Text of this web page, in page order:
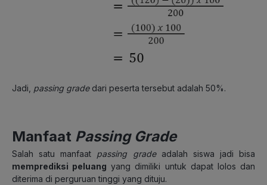
Jadi, passing gradedari peserta tersebut adalah 50%.
Manfaat Passing Grade
Salah satu manfaat passing grade adalah siswa jadi bisa
memprediksi peluang yang dimiliki untuk dapat lolos dan
diterima di perguruan tinggi yang dituju.